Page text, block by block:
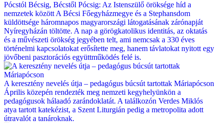
Pócstól Bécsig, Bécstől Pócsig: Az Istenszülő öröksége híd a
nemzetek között A Bécsi Főegyházmegye és a Stephansdom
küldöttsége háromnapos magyarországi látogatásának zárónapját
Nyíregyházán töltötte. A nap a görögkatolikus identitás, az oktatás
és a művészeti örökség jegyében telt, ami nemcsak a 330 éves
történelmi kapcsolatokat erősítette meg, hanem távlatokat nyitott egy
jövőbeni pasztorációs együttműködés felé is.
A keresztény nevelés útja – pedagógus búcsút tartottak Máriapócson
Április közepén rendezték meg nemzeti kegyhelyünkön a
pedagógusok hálaadó zarándoklatát. A találkozón Verdes Miklós
atya tartott katekézist, a Szent Liturgián pedig a metropolita adott
útravalót a tanároknak.